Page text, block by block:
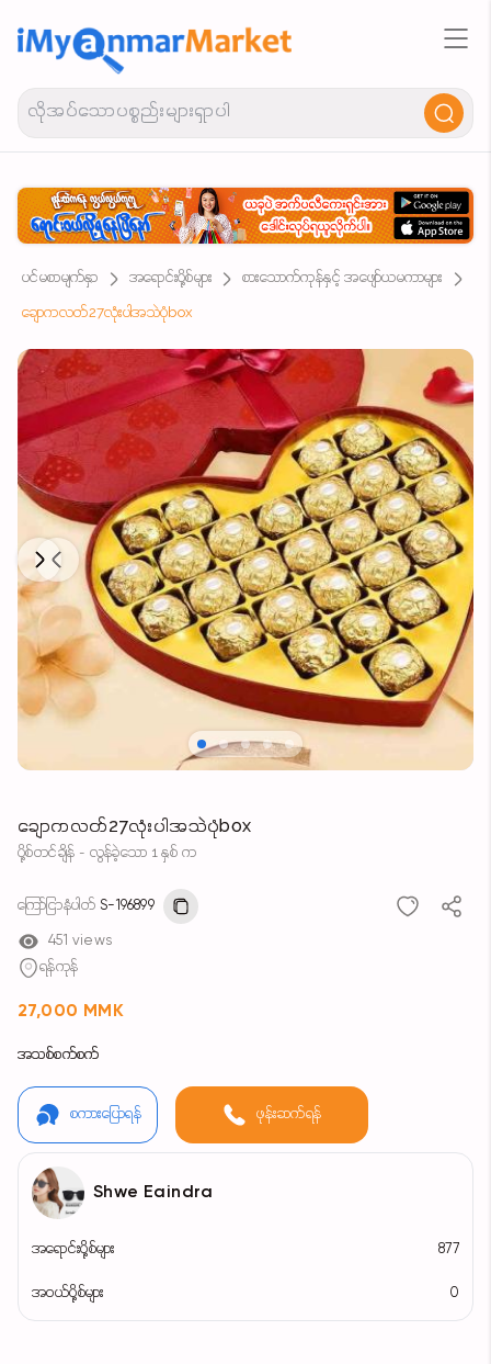
ပင်မစာမျက်နှာ အရောင်းပို့စ်များ
စားသောက်ကုန်နှင့် အဖျော်ယမကာများ
ချောကလတ်27လုံးပါအသဲပုံbox
Previous
Next
ချောကလတ်27လုံးပါအသဲပုံbox
ပို့စ်တင်ချိန် - လွန်ခဲ့သော 1 နှစ် က
ကြော်ငြာနံပါတ် S-196899
451 views
ရန်ကုန်
27,000 MMK
အသစ်စက်စက်
စကားပြောရန် ဖုန်းဆက်ရန်
Shwe Eaindra
အရောင်းပို့စ်များ 877
အဝယ်ပို့စ်များ 0